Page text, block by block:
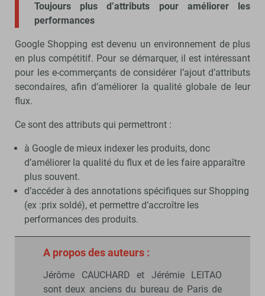
Toujours plus d’attributs pour améliorer les
performances
Google Shopping est devenu un environnement de plus
en plus compétitif. Pour se démarquer, il est intéressant
pour les e-commerçants de considérer l’ajout d’attributs
secondaires, afin d’améliorer la qualité globale de leur
flux.
Ce sont des attributs qui permettront :
à Google de mieux indexer les produits, donc
d’améliorer la qualité du flux et de les faire apparaître
plus souvent.
d’accéder à des annotations spécifiques sur Shopping
(ex :prix soldé), et permettre d’accroître les
performances des produits.
A propos des auteurs :
Jérôme CAUCHARD et Jérémie LEITAO
sont deux anciens du bureau de Paris de